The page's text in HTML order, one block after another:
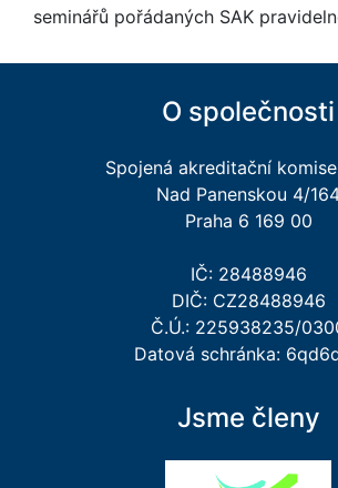
seminářů pořádaných SAK
O společnosti
Spojená akreditační
Nad Panenskou 4/
Praha 6 169 00
IČ: 28488946
DIČ: CZ28488946
Č.Ú.: 225938235/
Datová schránka:
Jsme členy